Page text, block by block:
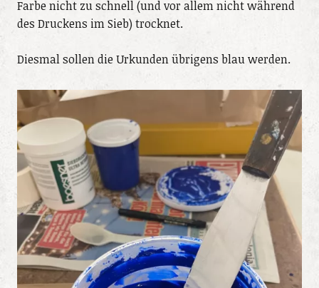
Farbe nicht zu schnell (und vor allem nicht während
des Druckens im Sieb) trocknet.
Diesmal sollen die Urkunden übrigens blau werden.